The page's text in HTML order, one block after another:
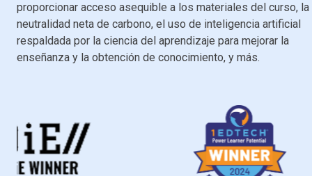
proporcionar acceso asequible a los materiales del curso, la
neutralidad neta de carbono, el uso de inteligencia artificial
respaldada por la ciencia del aprendizaje para mejorar la
enseñanza y la obtención de conocimiento, y más.